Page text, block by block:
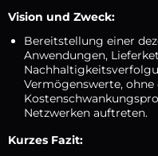
Vision und Zweck:
Bereitstellung einer
Anwendungen,
Vermögenswerte,
Netzwerken auftreten.
Kurzes Fazit: